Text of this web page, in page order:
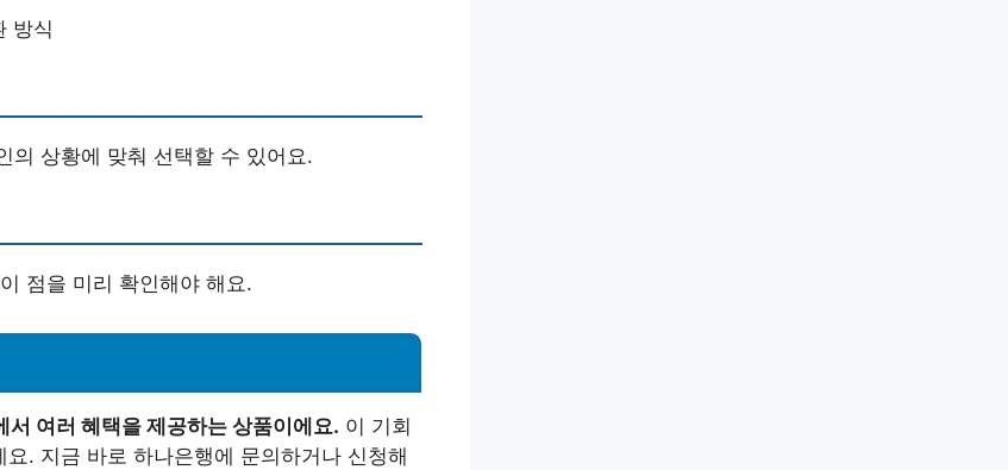
방식
의 상황에 맞춰 선택할 수 있어요.
점을 미리 확인해야 해요.
여러 혜택을 제공하는 상품이에요. 이 기회
. 지금 바로 하나은행에 문의하거나 신청해